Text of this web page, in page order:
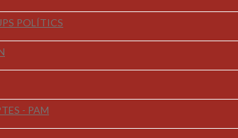
POLÍTICS
- PAM